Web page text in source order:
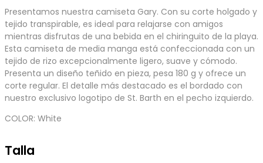
Presentamos nuestra camiseta Gary. Con su corte holgado y
tejido transpirable, es ideal para relajarse con amigos
mientras disfrutas de una bebida en el chiringuito de la playa.
Esta camiseta de media manga está confeccionada con un
tejido de rizo excepcionalmente ligero, suave y cómodo.
Presenta un diseño teñido en pieza, pesa 180 g y ofrece un
corte regular. El detalle más destacado es el bordado con
nuestro exclusivo logotipo de St. Barth en el pecho izquierdo.
COLOR: White
Talla